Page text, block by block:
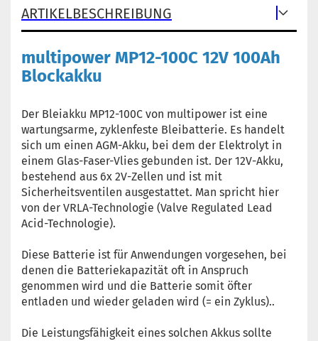
ARTIKELBESCHREIBUNG
multipower MP12-100C 12V 100Ah
Blockakku
Der Bleiakku MP12-100C von multipower ist eine
wartungsarme, zyklenfeste Bleibatterie. Es handelt
sich um einen AGM-Akku, bei dem der Elektrolyt in
einem Glas-Faser-Vlies gebunden ist. Der 12V-Akku,
bestehend aus 6x 2V-Zellen und ist mit
Sicherheitsventilen ausgestattet. Man spricht hier
von der VRLA-Technologie (Valve Regulated Lead
Acid-Technologie).
Diese Batterie ist für Anwendungen vorgesehen, bei
denen die Batteriekapazität oft in Anspruch
genommen wird und die Batterie somit öfter
entladen und wieder geladen wird (= ein Zyklus)..
Die Leistungsfähigkeit eines solchen Akkus sollte